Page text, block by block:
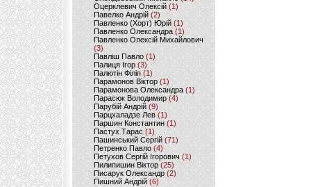
Оцерклевич Олексій (1)
Павелко Андрій (2)
Павленко (Хорт) Юрій (1)
Павленко Олександра (1)
Павленко Олексій Михайлович
(3)
Павліш Павло(1)
Палиця Ігор (3)
Палютін Філіп(1)
Парамонов Віктор (1)
Парамонова Олександра(1)
Парасюк Володимир(4)
Парубій Андрій (9)
Парцхаладзе Лев (1)
Паршин Константин(1)
Пастух Тарас (1)
Пашинський Сергій (71)
Петренко Павло (4)
Петухов Сергій Ігорович (1)
Пилипишин Віктор(25)
Писарук Олександр(2)
Пишний Андрій (6)